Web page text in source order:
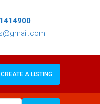
CREATE A LISTING